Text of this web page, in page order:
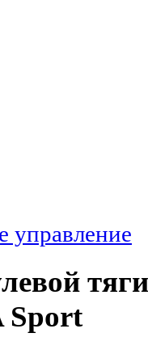
управление
Sport